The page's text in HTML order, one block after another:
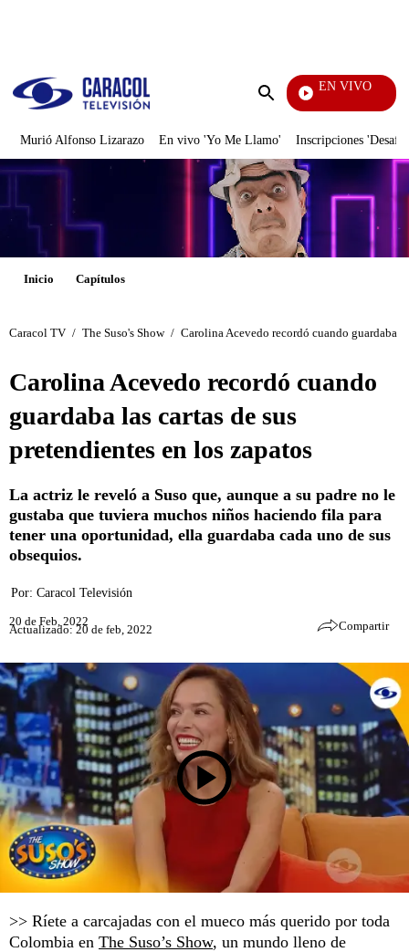
Enviar
EN VIVO
Rafael Orozco
Murió Alfonso Lizarazo En vivo 'Yo Me Llamo' Inscripciones
Inicio Capítulos
Caracol TV / The Suso's Show / Carolina Acevedo recordó cuando guardaba
Carolina Acevedo recordó cuando
guardaba las cartas de sus
pretendientes en los zapatos
La actriz le reveló a Suso que, aunque a su padre no le
gustaba que tuviera muchos niños haciendo fila para
tener una oportunidad, ella guardaba cada uno de sus
obsequios.
Por: Caracol Televisión
20 de Feb, 2022
Actualizado: 20 de feb, 2022 Compartir
>> Ríete a carcajadas con el mueco más querido por toda
Colombia en The Suso’s Show, un mundo lleno de